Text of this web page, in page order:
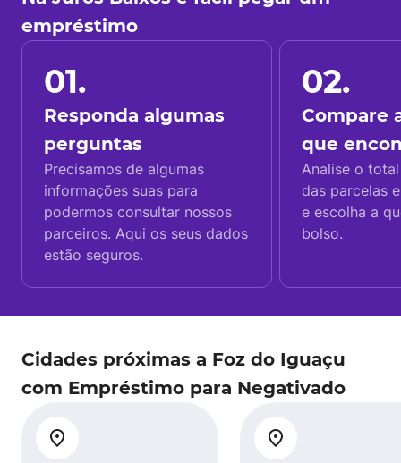
empréstimo
01.
Responda algumas
perguntas
Precisamos de algumas
informações suas para
podermos consultar nossos
parceiros. Aqui os seus dados
estão seguros.
02.
Compare
que
Analise o
das parcelas
e escolha a
bolso.
Cidades próximas a Foz do Iguaçu
com Empréstimo para Negativado